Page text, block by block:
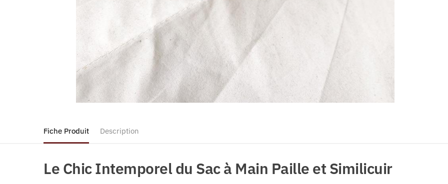
Fiche Produit Description
Le Chic Intemporel du Sac à Main Paille et Similicuir